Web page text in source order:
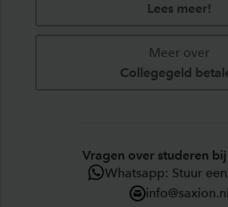
Lees meer!
Meer over
Collegegeld
Vragen over studeren
Whatsapp: Stuur
info@saxion.nl